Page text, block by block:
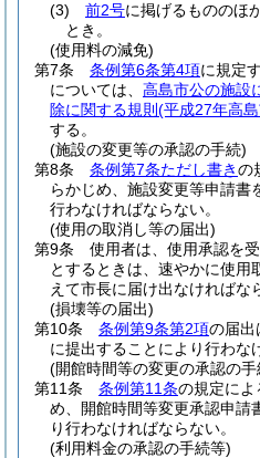
(3)
前2号に掲げるもののほ
とき。
(使用料の減免)
第7条
条例第6条第4項に規定
については、 高島市公の施設
除に関する規則 (平成27年高
する。
(施設の変更等の承認の手続)
第8条
条例第7条ただし書きの
らかじめ、施設変更等申請書
行わなければならない。
(使用の取消し等の届出)
第9条
使用者は、使用承認を
とするときは、速やかに使用
えて市長に届け出なければな
(損壊等の届出)
第10条
条例第9条第2項の届出
に提出することにより行わな
(開館時間等の変更の承認の手
第11条
条例第11条の規定によ
め、開館時間等変更承認申請
り行わなければならない。
(利用料金の承認の手続等)